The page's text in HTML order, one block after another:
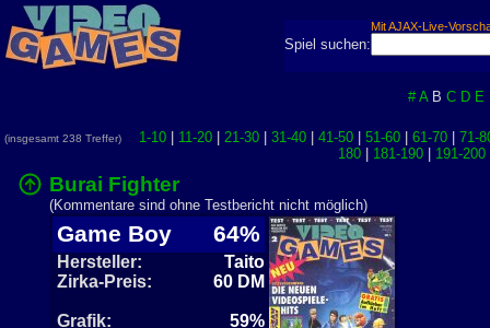
Mit AJAX-Live-
Spiel suchen:
# A B C D E
(insgesamt 238 Treffer) 1-10| 11-20| 21-30| 31-40| 41-50| 51-60| 61-70| 71-
180
181-190 191-200
Burai Fighter
(Kommentare sind ohne Testbericht nicht möglich)
Game Boy 64%
Hersteller:
Taito
Zirka-Preis:
60 DM
Grafik:
59%